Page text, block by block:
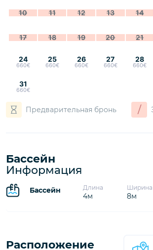
10 11 12 13 14
17 18 19 20 21
24
660€
25
660€
26
660€
27
660€
28
660€
31
660€
Предварительная бронь /
Бассейн
Информация
Бассейн Длина
4м
Ширина
8м